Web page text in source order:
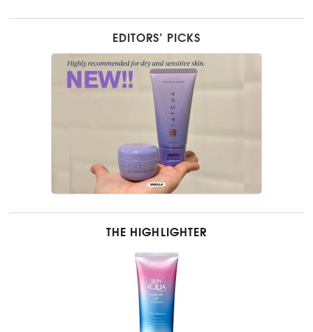
EDITORS’ PICKS
THE HIGHLIGHTER